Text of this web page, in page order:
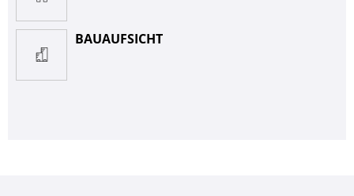
BAUAUFSICHT